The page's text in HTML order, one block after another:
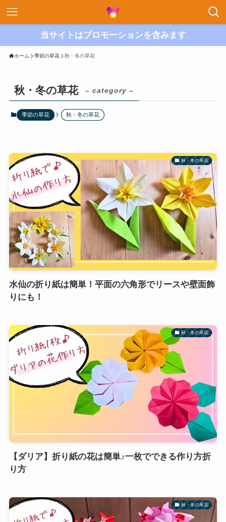
当サイトはプロモーションを含みます
ホーム 季節の草花 秋・冬の草花
秋・冬の草花 – category –
季節の草花 秋・冬の草花
秋・冬の草花
水仙の折り紙は簡単！平面の六角形でリースや壁面飾
りにも！
秋・冬の草花
【ダリア】折り紙の花は簡単♪一枚でできる作り方折
り方
秋・冬の草花